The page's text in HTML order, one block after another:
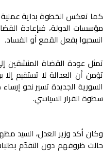
كما تعكس الخطوة بداية عملية
مؤسسات الدولة، فبإعادة
انسحبوا بفعل القمع أو الفساد.
تمثل عودة القضاة المنشقين
تؤمن أن العدالة لا تستقيم
السورية الجديدة تسير نحو
سطوة القرار السياسي.
وكان أكد وزير العدل، السيد
حالت ظروفهم دون التقدّم